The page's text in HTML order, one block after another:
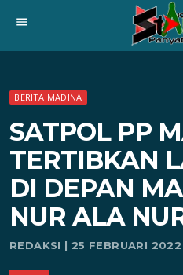
menu
BERITA MADINA
SATPOL PP
TERTIBKAN
DI DEPAN
NUR ALA
REDAKSI | 25 FEBRUARI 2022